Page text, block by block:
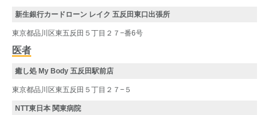
新生銀行カードローン レイク 五反田東口出張所
東京都品川区東五反田５丁目２７−番6号
医者
癒し処 My Body 五反田駅前店
東京都品川区東五反田５丁目２７−５
NTT東日本 関東病院